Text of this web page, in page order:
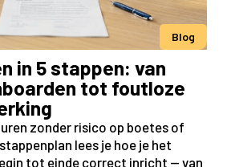
Blog
in 5 stappen: van
tot foutloze
zonder risico op boetes of
lees je hoe je het
tot einde correct inricht — van